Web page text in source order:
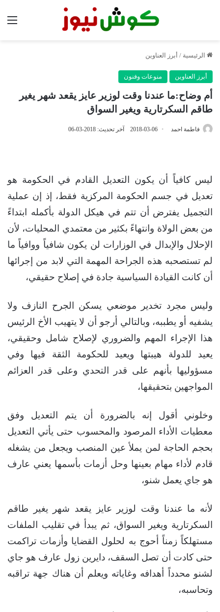
الرئيسية / أبرز العناوين
أبرز العناوين منوعات وفنون
أم وضاح:ما عندنا وقت لوزير عايز يقعد شهر يغير
طاقم السكرتارية ويغير السواق
فاطمة احمد 2018-03-06 آخر تحديث: 2018-03-06
ليس كافياً أن يكون التعديل القادم في الحكومة هو
تعديل في جسم الحكومة المركزية فقط، إذ إن عملية
التجميل يفترض أن تتم في هيكل الدولة بأكمله ابتداءً
من بعض الولاة وانتهاءً بكثير من معتمدي المحليات، لأن
الإحلال والإبدال في الوزارات لن يكون شافياً ووافياً ما
لم تستصحبه هذه الجراحة المهمة التي لابد من إجرائها
أن كانت القيادة السياسية جادة في إصلاح حقيقي،
وليس مجرد تخدير موضعي يسكن الجرح النازف ولا
يشفيه أو يطببه، وبالتالي أرجو أن لا يتهيب الأخ الرئيس
هذا الإجراء المهم والضروري لإصلاح شامل وحقيقي،
يعيد للدولة هيبتها ويعيد للحكومة الثقة فيها وفي
مسؤوليها بأنهم على قدر التحدي وعلى قدر العزائم
المواجهين بتحقيقها،
وخلوني أقول إنه بالضرورة أن يتم التعديل وفق
معطيات الأداء المرصود والمحسوب حتى يأتي التعديل
بحجم الحاجة لمن يملأ عين المنصب ويجعل من يشغله
قادم لأداء مهام بعينها وحل أزمات بأسمها يعني عارف
هو جاي يعمل شنو،
لأنه ما عندنا وقت لوزير عايز يقعد شهر يغير طاقم
السكرتارية ويغير السواق، ثم يبدأ في تقليب الملفات
مستهلكاً زمناً أحوج به لحلول القضايا وأزمات تراكمت
حتى كادت أن تصل السقف، دايرين زول عارف هو جاي
لشنو محدداً أهدافه وغاياته ويعلم أن هناك جهة تراقبه
وتحاسبه،